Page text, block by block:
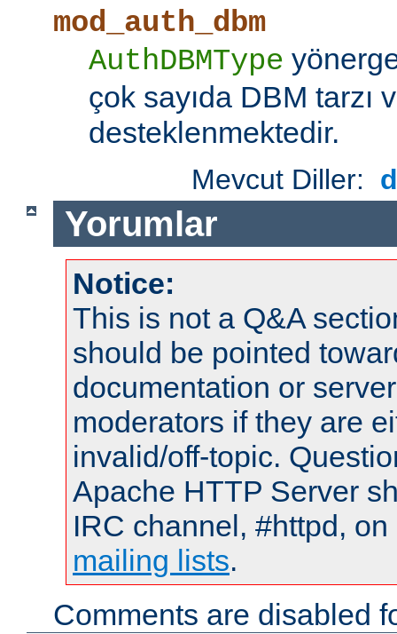
mod_auth_dbm
AuthDBMType
çok sayıda DBM tarzı
desteklenmektedir.
Mevcut Diller:
Yorumlar
Notice:
This is not a Q&A
should be pointed
documentation or
moderators if they are
invalid/off-topic.
Apache HTTP Server
IRC channel, #httpd,
mailing lists.
Comments are disabled